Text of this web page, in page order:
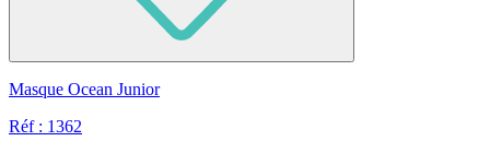
Masque Ocean Junior
Réf : 1362